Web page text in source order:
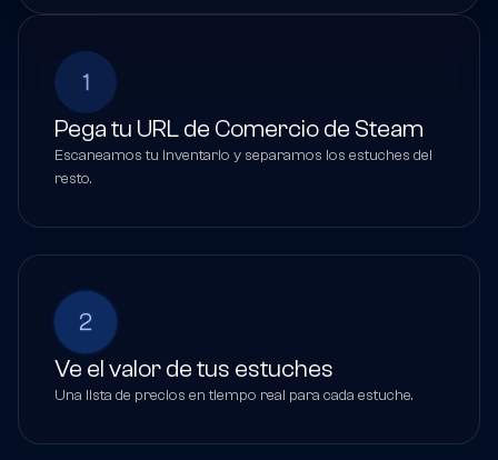
1
Pega tu URL de Comercio de Steam
Escaneamos tu inventario y separamos los estuches del
resto.
2
Ve el valor de tus estuches
Una lista de precios en tiempo real para cada estuche.